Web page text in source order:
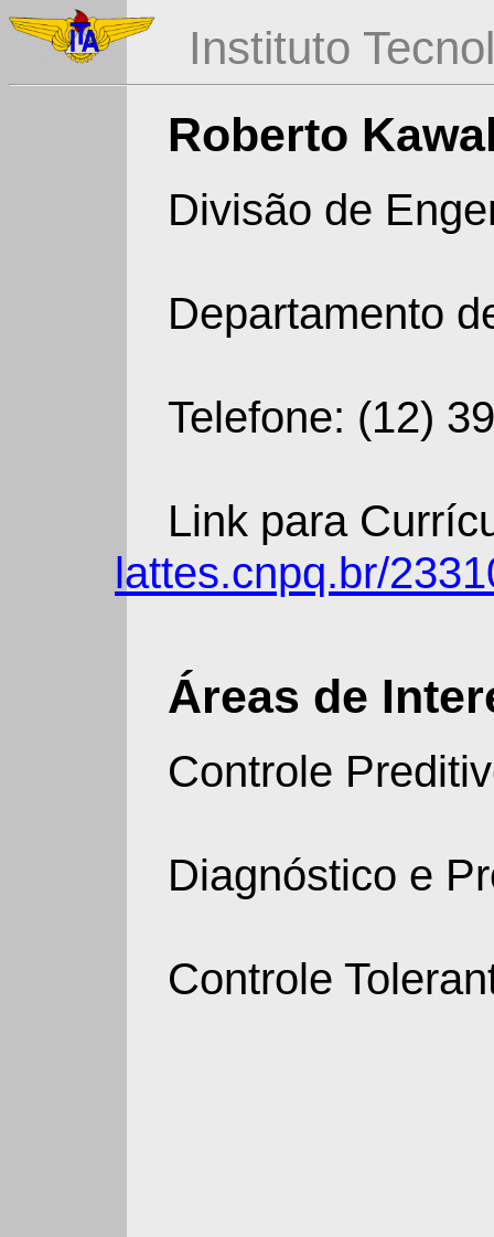
Instituto
Roberto
Divisão de
Departamento
Telefone: (12)
Link para
lattes.cnpq.br/
Áreas de
Controle
Diagnóstico e
Controle